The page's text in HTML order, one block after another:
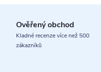
Ověřený obchod
Kladné recenze více než 500
zákazníků